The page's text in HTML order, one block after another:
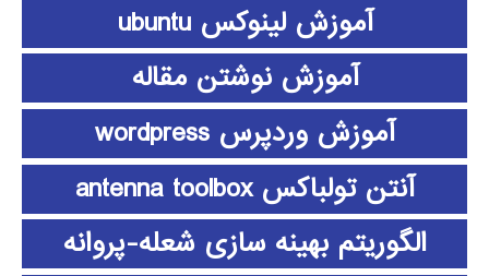
آموزش لینوکس ubuntu
آموزش نوشتن مقاله
آموزش وردپرس wordpress
آنتن تولباکس antenna toolbox
الگوریتم بهینه سازی شعله-پروانه